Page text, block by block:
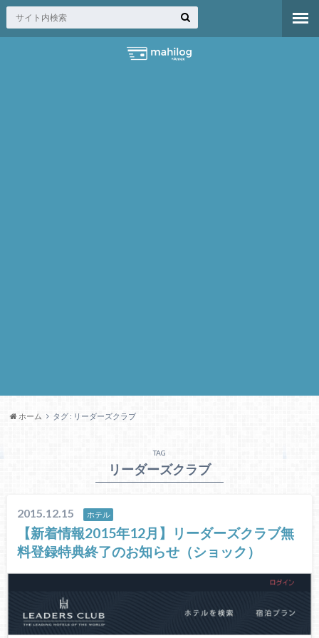
ホーム タグ : リーダーズクラブ
TAG
リーダーズクラブ
2015.12.15 ホテル
【新着情報2015年12月】リーダーズクラブ無
料登録特典終了のお知らせ（ショック）